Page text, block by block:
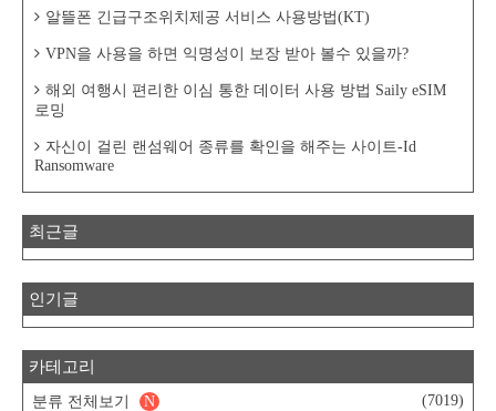
알뜰폰 긴급구조위치제공 서비스 사용방법(KT)
VPN을 사용을 하면 익명성이 보장 받아 볼수 있을까?
해외 여행시 편리한 이심 통한 데이터 사용 방법 Saily eSIM
로밍
자신이 걸린 랜섬웨어 종류를 확인을 해주는 사이트-Id
Ransomware
최근글
인기글
카테고리
분류 전체보기 (7019)
N